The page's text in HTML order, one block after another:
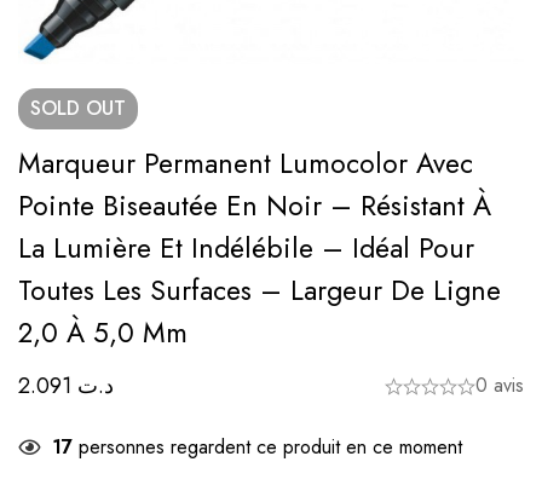
SOLD OUT
Marqueur Permanent Lumocolor Avec
Pointe Biseautée En Noir – Résistant À
La Lumière Et Indélébile – Idéal Pour
Toutes Les Surfaces – Largeur De Ligne
2,0 À 5,0 Mm
د.ت 0 avis
17 personnes regardent ce produit en ce moment